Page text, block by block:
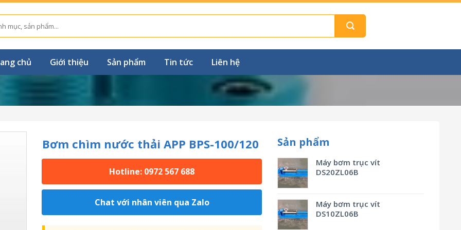
chủ Giới thiệu Sản phẩm Tin tức Liên hệ
Sản phẩm
Máy bơm trục vít
DS20ZL06B
Máy bơm trục vít
DS10ZL06B
Bơm chìm nước thải APP BPS-100/120
Hotline: 0972 567 688
Chat với nhân viên qua Zalo